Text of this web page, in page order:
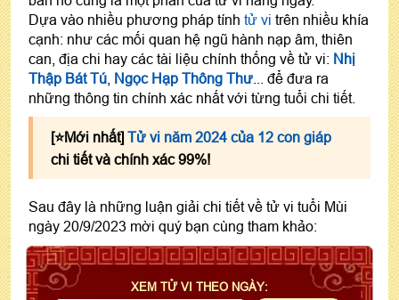
Dựa vào nhiều phương pháp tính tử vi trên nhiều khía
cạnh: như các mối quan hệ ngũ hành nạp âm, thiên
can, địa chi hay các tài liệu chính thống về tử vi: Nhị
Thập Bát Tú Ngọc Hạp Thông Thư ... để đưa ra
những thông tin chính xác nhất với từng tuổi chi tiết.
[⭐️Mới nhất] Tử vi năm 2024 của 12 con giáp
chi tiết và chính xác 99%!
Sau đây là những luận giải chi tiết về tử vi tuổi Mùi
ngày 20/9/2023 mời quý bạn cùng tham khảo:
XEM TỬ VI THEO NGÀY: